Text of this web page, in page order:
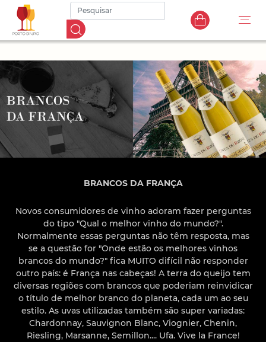
BRANCOS DA FRANÇA
Novos consumidores de vinho adoram fazer perguntas
do tipo "Qual o melhor vinho do mundo?".
Normalmente essas perguntas não têm resposta, mas
se a questão for "Onde estão os melhores vinhos
brancos do mundo?" fica MUITO difícil não responder
outro país: é França nas cabeças! A terra do queijo tem
diversas regiões com brancos que poderiam reinvidicar
o título de melhor branco do planeta, cada um ao seu
estilo. As uvas utilizadas também são super variadas:
Chardonnay, Sauvignon Blanc, Viognier, Chenin,
Riesling, Marsanne, Semillon.... Ufa. Vive la France!